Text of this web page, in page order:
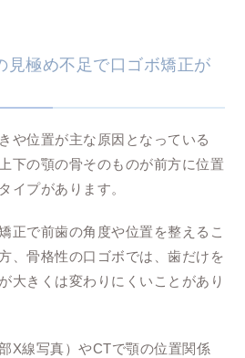
極め不足で口ゴボ矯正が
や位置が主な原因となっている
下の顎の骨そのものが前方に位置
イプがあります。
正で前歯の角度や位置を整えるこ
、骨格性の口ゴボでは、歯だけを
大きくは変わりにくいことがあり
X線写真）やCTで顎の位置関係